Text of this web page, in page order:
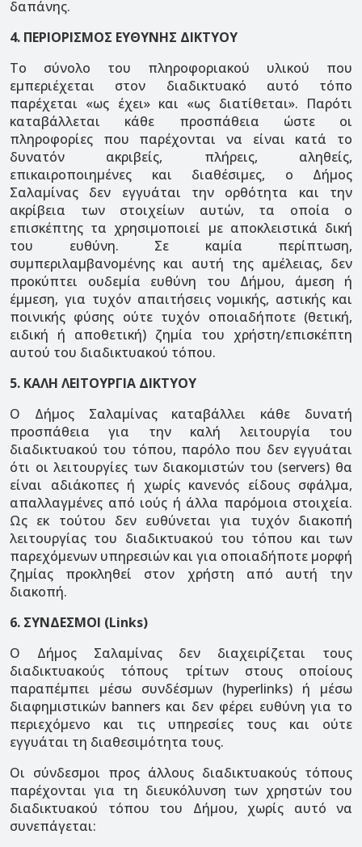
δαπάνης.
4. ΠΕΡΙΟΡΙΣΜΟΣ ΕΥΘΥΝΗΣ ΔΙΚΤΥΟΥ
Το σύνολο του πληροφοριακού υλικού που
εμπεριέχεται στον διαδικτυακό αυτό τόπο
παρέχεται «ως έχει» και «ως διατίθεται». Παρότι
καταβάλλεται κάθε προσπάθεια ώστε οι
πληροφορίες που παρέχονται να είναι κατά το
δυνατόν ακριβείς, πλήρεις, αληθείς,
επικαιροποιημένες και διαθέσιμες, ο Δήμος
Σαλαμίνας δεν εγγυάται την ορθότητα και την
ακρίβεια των στοιχείων αυτών, τα οποία ο
επισκέπτης τα χρησιμοποιεί με αποκλειστικά δική
του ευθύνη. Σε καμία περίπτωση,
συμπεριλαμβανομένης και αυτή της αμέλειας, δεν
προκύπτει ουδεμία ευθύνη του Δήμου, άμεση ή
έμμεση, για τυχόν απαιτήσεις νομικής, αστικής και
ποινικής φύσης ούτε τυχόν οποιαδήποτε (θετική,
ειδική ή αποθετική) ζημία του χρήστη/επισκέπτη
αυτού του διαδικτυακού τόπου.
5. ΚΑΛΗ ΛΕΙΤΟΥΡΓΙΑ ΔΙΚΤΥΟΥ
Ο Δήμος Σαλαμίνας καταβάλλει κάθε δυνατή
προσπάθεια για την καλή λειτουργία του
διαδικτυακού του τόπου, παρόλο που δεν εγγυάται
ότι οι λειτουργίες των διακομιστών του (servers) θα
είναι αδιάκοπες ή χωρίς κανενός είδους σφάλμα,
απαλλαγμένες από ιούς ή άλλα παρόμοια στοιχεία.
Ως εκ τούτου δεν ευθύνεται για τυχόν διακοπή
λειτουργίας του διαδικτυακού του τόπου και των
παρεχόμενων υπηρεσιών και για οποιαδήποτε μορφή
ζημίας προκληθεί στον χρήστη από αυτή την
διακοπή.
6. ΣΥΝΔΕΣΜΟΙ (Links)
Ο Δήμος Σαλαμίνας δεν διαχειρίζεται τους
διαδικτυακούς τόπους τρίτων στους οποίους
παραπέμπει μέσω συνδέσμων (hyperlinks) ή μέσω
διαφημιστικών banners και δεν φέρει ευθύνη για το
περιεχόμενο και τις υπηρεσίες τους και ούτε
εγγυάται τη διαθεσιμότητα τους.
Οι σύνδεσμοι προς άλλους διαδικτυακούς τόπους
παρέχονται για τη διευκόλυνση των χρηστών του
διαδικτυακού τόπου του Δήμου, χωρίς αυτό να
συνεπάγεται: